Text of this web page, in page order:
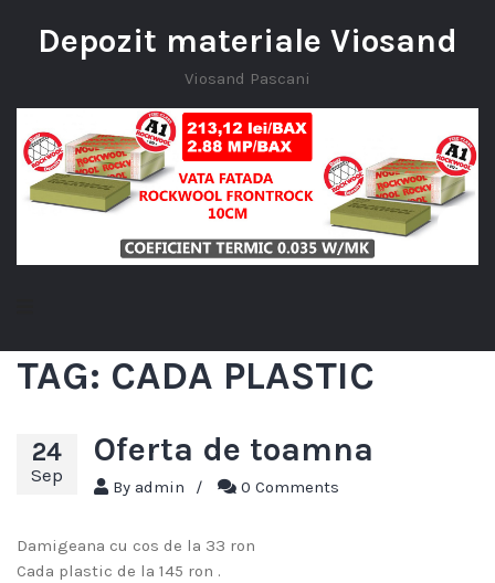
Depozit materiale Viosand
Viosand Pascani
TAG: CADA PLASTIC
24
Sep
Oferta de toamna
By admin / 0 Comments
Damigeana cu cos de la 33 ron
Cada plastic de la 145 ron .